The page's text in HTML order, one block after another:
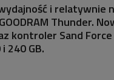
i relatywnie
Thunder.
kontroler Sand
240 GB.